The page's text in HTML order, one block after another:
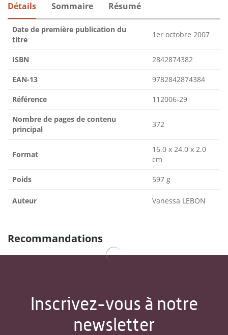
Détails Sommaire Résumé
Date de première publication du
titre
1er octobre 2007
ISBN 2842874382
EAN-13 9782842874384
Référence 112006-29
Nombre de pages de contenu
principal
372
Format
16.0 x 24.0 x 2.0
cm
Poids 597 g
Auteur Vanessa LEBON
Recommandations
Inscrivez-vous à notre
newsletter